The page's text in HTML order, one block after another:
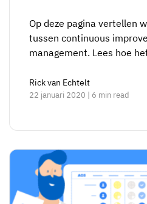
Op deze pagina vertellen
tussen continuous
management. Lees hoe
Rick van Echtelt
22 januari 2020 | 6 min read